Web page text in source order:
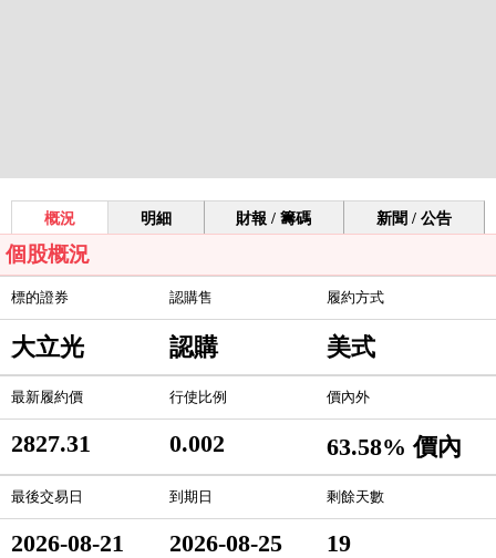
概況 明細 財報 / 籌碼 新聞 / 公告
個股概況
標的證券 認購售 履約方式
大立光 認購 美式
最新履約價 行使比例 價內外
2827.31 0.002 63.58% 價內
最後交易日 到期日 剩餘天數
2026-08-21 2026-08-25 19